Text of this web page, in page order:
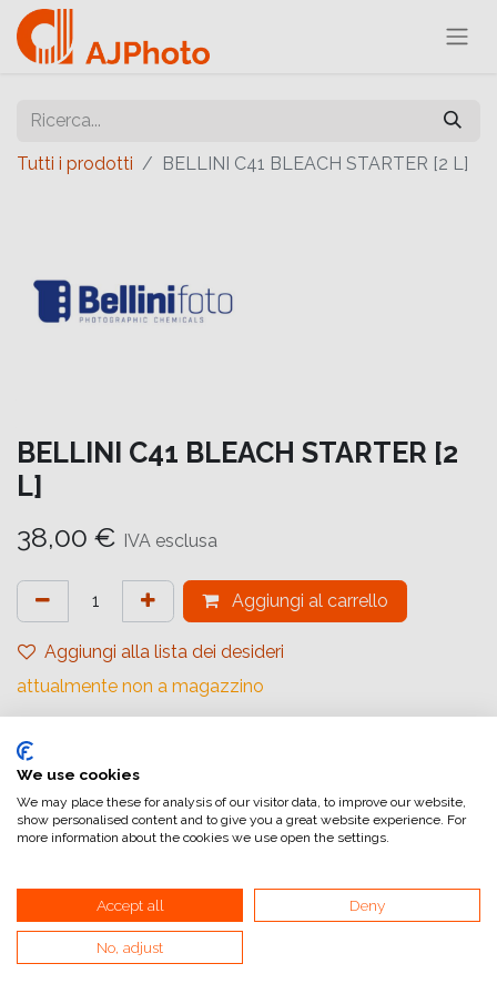
Tutti i prodotti BELLINI C41 BLEACH STARTER [2 L]
BELLINI C41 BLEACH STARTER [2
L]
38,00 € IVA esclusa
Aggiungi al carrello
Aggiungi alla lista dei desideri
attualmente non a magazzino
Chimica (Tipologia)
Quantità (Chimica):2 Litre
Stato:Liquido
Riferimento interno:
We use cookies
We may place these for analysis of our visitor data, to improve our website,
show personalised content and to give you a great website experience. For
more information about the cookies we use open the settings.
Accept all Deny
No, adjust